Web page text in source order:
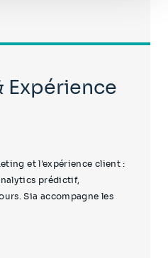
et l'expérience client :
prédictif,
Sia accompagne les